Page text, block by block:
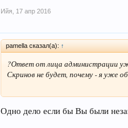
Ийя 17 апр 2016
pamella сказал(а): ↑
?Ответ от лица администрации
Скринов не будет, почему - я уже
Одно дело если бы Вы были